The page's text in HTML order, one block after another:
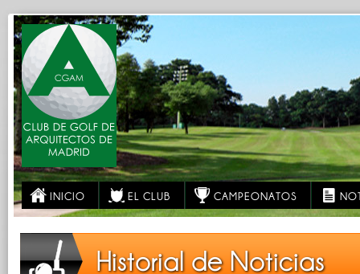
INICIO EL CLUB CAMPEONATOS
Historial de Noticias